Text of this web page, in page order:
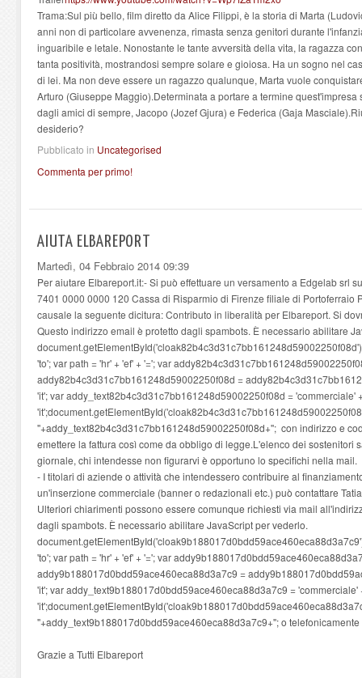
Trama:Sul più bello, film diretto da Alice Filippi, è la storia di Marta
anni non di particolare avvenenza, rimasta senza genitori durante
inguaribile e letale. Nonostante le tante avversità della vita, la ragazza
tanta positività, mostrandosi sempre solare e gioiosa. Ha un sogno nel
di lei. Ma non deve essere un ragazzo qualunque, Marta vuole
Arturo (Giuseppe Maggio).Determinata a portare a termine
dagli amici di sempre, Jacopo (Jozef Gjura) e Federica (Gaja
desiderio?
Pubblicato in Uncategorised
Commenta per primo!
AIUTA ELBAREPORT
Martedì, 04 Febbraio 2014 09:39
Per aiutare Elbareport.it:- Si può effettuare un versamento a Edgelab srl
7401 0000 0000 120 Cassa di Risparmio di Firenze filiale di Portoferraio
causale la seguente dicitura: Contributo in liberalità per Elbareport. Si
Questo indirizzo email è protetto dagli spambots. È necessario abilitare
'to'; var path = 'hr' + 'ef' + '='; var
addy82b4c3d31c7bb161248d59002250f08d =
'it'; var addy_text82b4c3d31c7bb161248d59002250f08d = 'commerciale'
''+addy_text82b4c3d31c7bb161248d59002250f08d+''; con indirizzo e
emettere la fattura così come da obbligo di legge.L'elenco dei sostenitori
giornale, chi intendesse non figurarvi è opportuno lo specifichi nella mail.
- I titolari di aziende o attività che intendessero contribuire al
un'inserzione commerciale (banner o redazionali etc.) può contattare
Ulteriori chiarimenti possono essere comunque richiesti via mail
dagli spambots. È necessario abilitare JavaScript per vederlo.
'to'; var path = 'hr' + 'ef' + '='; var
addy9b188017d0bdd59ace460eca88d3a7c9 =
'it'; var addy_text9b188017d0bdd59ace460eca88d3a7c9 = 'commerciale'
''+addy_text9b188017d0bdd59ace460eca88d3a7c9+''; o
Grazie a Tutti Elbareport